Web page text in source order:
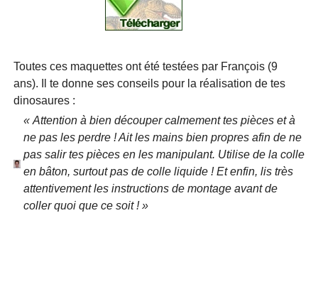
Toutes ces maquettes ont été testées par François (9
ans). Il te donne ses conseils pour la réalisation de tes
dinosaures :
« Attention à bien découper calmement tes pièces et à
ne pas les perdre ! Ait les mains bien propres afin de ne
pas salir tes pièces en les manipulant. Utilise de la colle
en bâton, surtout pas de colle liquide ! Et enfin, lis très
attentivement les instructions de montage avant de
coller quoi que ce soit ! »